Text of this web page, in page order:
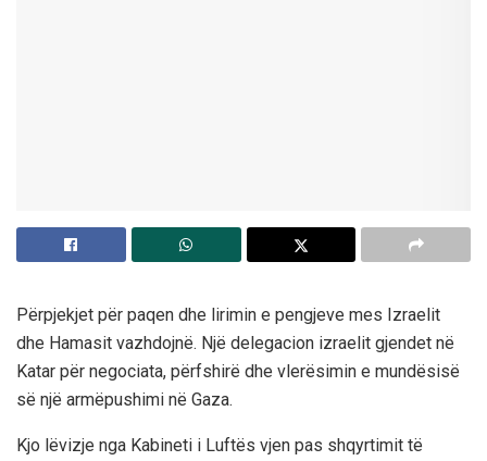
Përpjekjet për paqen dhe lirimin e pengjeve mes Izraelit
dhe Hamasit vazhdojnë. Një delegacion izraelit gjendet në
Katar për negociata, përfshirë dhe vlerësimin e mundësisë
së një armëpushimi në Gaza.
Kjo lëvizje nga Kabineti i Luftës vjen pas shqyrtimit të